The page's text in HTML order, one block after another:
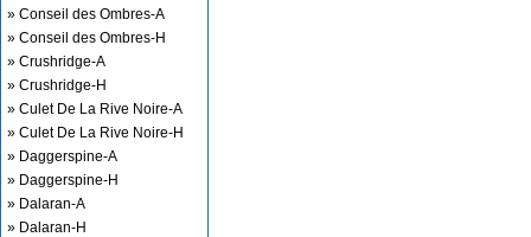
» Conseil des Ombres-A
» Conseil des Ombres-H
» Crushridge-A
» Crushridge-H
» Culet De La Rive Noire-A
» Culet De La Rive Noire-H
» Daggerspine-A
» Daggerspine-H
» Dalaran-A
» Dalaran-H